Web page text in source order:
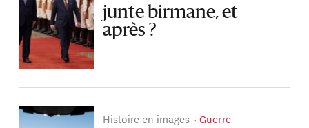
junte birmane, et
après ?
Histoire en images Guerre